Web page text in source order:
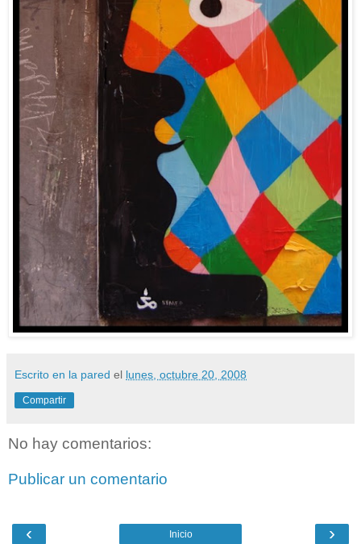
Escrito en la pared el lunes, octubre 20, 2008
Compartir
No hay comentarios:
Publicar un comentario
‹ ›
Inicio